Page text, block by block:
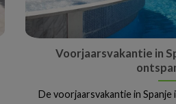
Voorjaarsvakantie in
De voorjaarsvakantie in